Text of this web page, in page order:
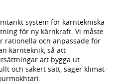
system för kärntekniska
för ny kärnkraft. Vi måste
rationella och anpassade för
kärnteknik, så att
att bygga ut
och säkert sätt, säger klimat-